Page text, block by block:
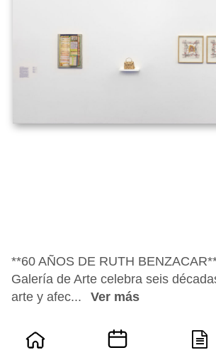
**60 AÑOS DE RUTH
Galería de Arte celebra seis
arte y afec...
Ver más